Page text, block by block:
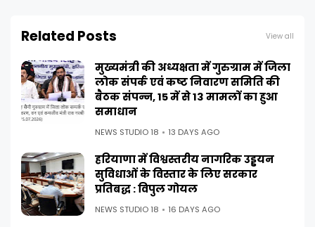
Related Posts View all
मुख्यमंत्री की अध्यक्षता में गुरुग्राम में जिला
लोक संपर्क एवं कष्ट निवारण समिति की
बैठक संपन्न, 15 में से 13 मामलों का हुआ
समाधान
NEWS STUDIO 18 13 DAYS AGO
हरियाणा में विश्वस्तरीय नागरिक उड्डयन
सुविधाओं के विस्तार के लिए सरकार
प्रतिबद्ध : विपुल गोयल
NEWS STUDIO 18 16 DAYS AGO